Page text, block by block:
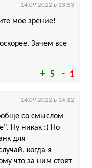
5 1
мое зрение!
Зачем все
14.09.2022 в 13:33
со смыслом
Ну никак :) Но
для
когда я
что за ним стоят
14.09.2022 в 14:12